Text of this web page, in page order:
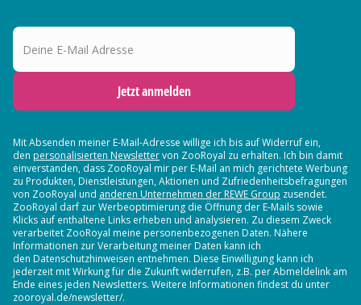
Deine E-Mail Adresse
Jetzt anmelden
Mit Absenden meiner E-Mail-Adresse willige ich bis auf Widerruf ein,
den personalisierten Newslettervon ZooRoyal zu erhalten. Ich bin damit
einverstanden, dass ZooRoyal mir per E-Mail an mich gerichtete Werbung
zu Produkten, Dienstleistungen, Aktionen und Zufriedenheitsbefragungen
von ZooRoyal und anderen Unternehmen der REWE Group zusendet.
ZooRoyal darf zur Werbeoptimierung die Öffnung der E-Mails sowie
Klicks auf enthaltene Links erheben und analysieren. Zu diesem Zweck
verarbeitet ZooRoyal meine personenbezogenen Daten. Nähere
Informationen zur Verarbeitung meiner Daten kann ich
den Datenschutzhinweisen entnehmen. Diese Einwilligung kann ich
jederzeit mit Wirkung für die Zukunft widerrufen, z.B. per Abmeldelink am
Ende eines jeden Newsletters. Weitere Informationen findest du unter
zooroyal.de/newsletter/.